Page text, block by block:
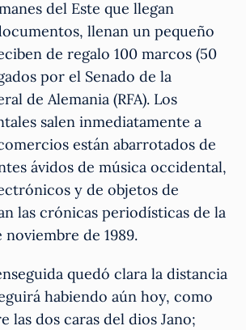
del Este que llegan
llenan un pequeño
de regalo 100 marcos (50
por el Senado de la
de Alemania (RFA). Los
salen inmediatamente a
están abarrotados de
ávidos de música occidental,
y de objetos de
las crónicas periodísticas de la
de 1989.
quedó clara la distancia
habiendo aún hoy, como
las dos caras del dios Jano;